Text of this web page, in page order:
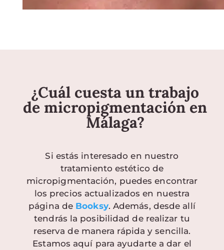
¿Cuál cuesta un trabajo
de micropigmentación en
Málaga?
Si estás interesado en nuestro
tratamiento estético de
micropigmentación, puedes encontrar
los precios actualizados en nuestra
página de Booksy. Además, desde allí
tendrás la posibilidad de realizar tu
reserva de manera rápida y sencilla.
Estamos aquí para ayudarte a dar el